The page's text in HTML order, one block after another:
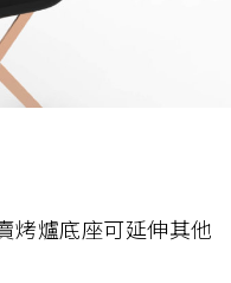
烤爐底座可延伸其他